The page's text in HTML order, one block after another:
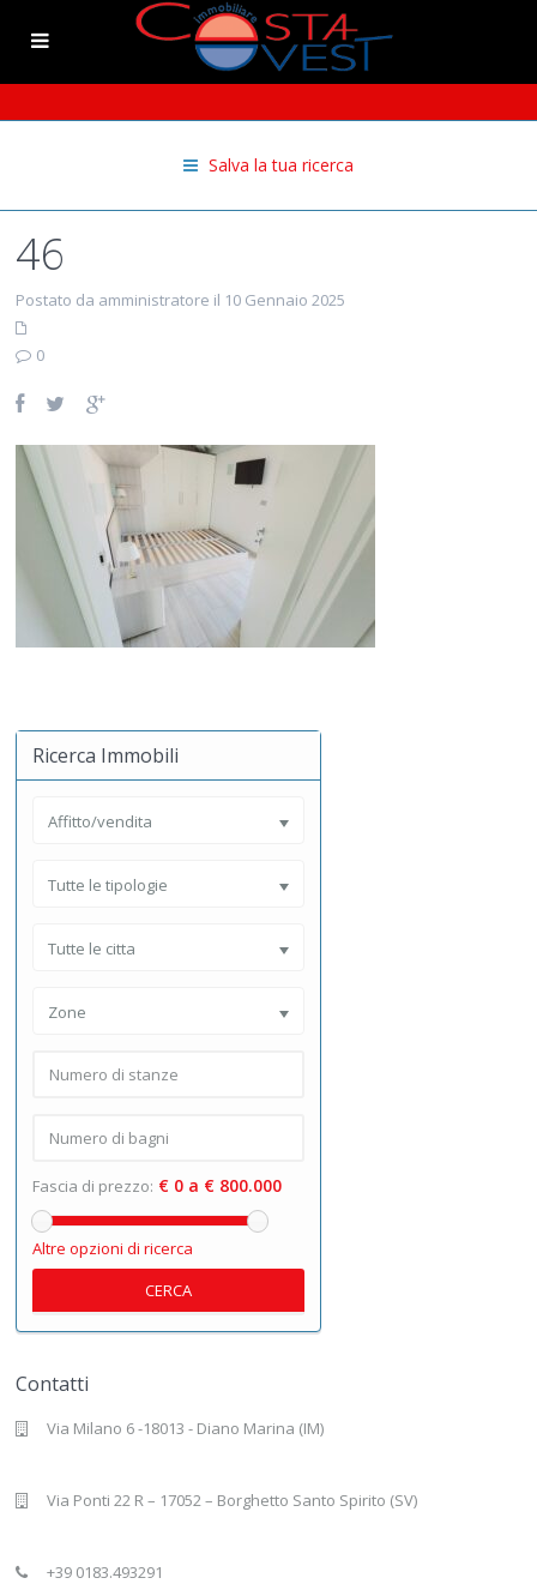
Salva la tua ricerca
46
Postato da amministratore il 10 Gennaio 2025
0
Ricerca Immobili
Affitto/vendita
Tutte le tipologie
Tutte le citta
Zone
Fascia di prezzo: € 0 a € 800.000
Altre opzioni di ricerca
CERCA
Contatti
Via Milano 6 -18013 - Diano Marina (IM)
Via Ponti 22 R – 17052 – Borghetto Santo Spirito (SV)
+39 0183.493291